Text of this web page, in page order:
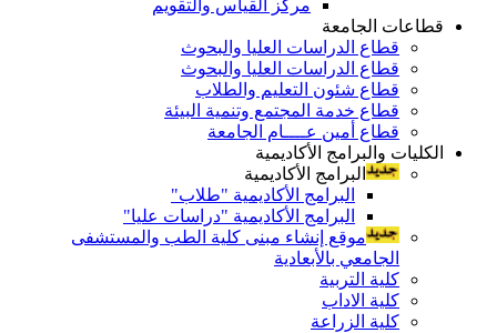
مركز القياس والتقويم
قطاعات الجامعة
قطاع الدراسات العليا والبحوث
قطاع الدراسات العليا والبحوث
قطاع شئون التعليم والطلاب
قطاع خدمة المجتمع وتنمية البيئة
قطاع أمين عــــام الجامعة
الكليات والبرامج الأكاديمية
البرامج الأكاديمية
البرامج الأكاديمية "طلاب"
البرامج الأكاديمية "دراسات عليا"
موقع إنشاء مبنى كلية الطب والمستشفى
الجامعي بالأبعادية
كلية التربية
كلية الاداب
كلية الزراعة